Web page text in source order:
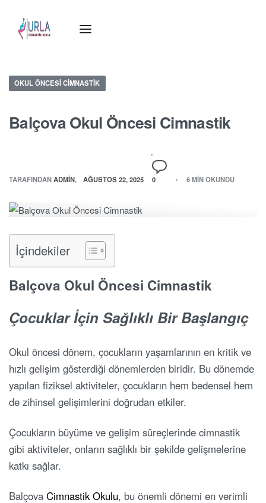
OKUL ÖNCESI CIMNASTIK
Balçova Okul Öncesi Cimnastik
TARAFINDANADMIN AĞUSTOS 22, 2025 0 6 MIN OKUNDU
İçindekiler
Balçova Okul Öncesi Cimnastik
Çocuklar İçin Sağlıklı Bir Başlangıç
Okul öncesi dönem, çocukların yaşamlarının en kritik ve
hızlı gelişim gösterdiği dönemlerden biridir. Bu dönemde
yapılan fiziksel aktiviteler, çocukların hem bedensel hem
de zihinsel gelişimlerini doğrudan etkiler.
Çocukların büyüme ve gelişim süreçlerinde cimnastik
gibi aktiviteler, onların sağlıklı bir şekilde gelişmelerine
katkı sağlar.
Balçova Cimnastik Okulu, bu önemli dönemi en verimli